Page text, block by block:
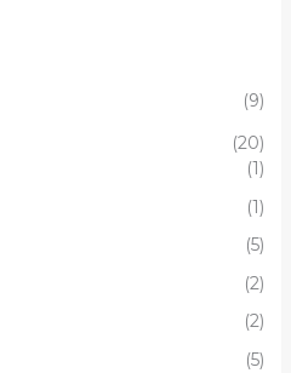
(9)
(20)
(1)
(1)
(5)
(2)
(2)
(5)